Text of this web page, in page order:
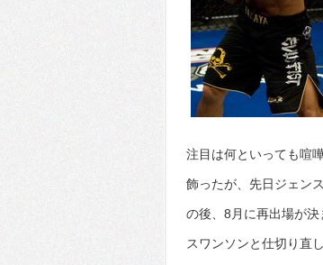
注目は何といっても喧
飾ったが、先日ジェン
の後、8月に再出場が
スワンソンと仕切り直